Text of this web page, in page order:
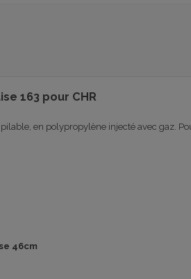
163 pour CHR
en polypropylène injecté avec gaz.
46cm